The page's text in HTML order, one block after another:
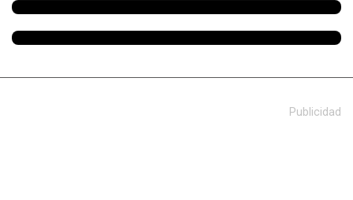
Publicidad